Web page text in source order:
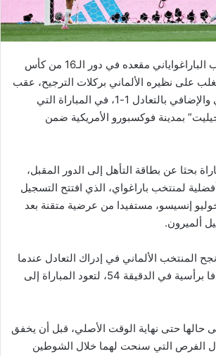
– حجز المنتخب الباراغواياني مقعده في دور الـ16 من كأس
بعدما تغلب على نظيره الألماني بركلات الترجيح، عقب
انتهاء الوقتين الأصلي والإضافي بالتعادل 1-1، في المباراة التي
بمدينة فوكسبورو الأمريكية ضمن
بحثا عن بطاقة التأهل إلى الدور المقبل،
لمنتخب باراغواي، الذي افتتح التسجيل
41 عبر خوليو إنسيسو، مستفيدا من عرضية متقنة بعد
ألميرون.
المنتخب الألماني في إدراك التعادل عندما
سجل كاي هافرتز هدفا برأسية في الدقيقة 54، لتعود المباراة إلى
حالها حتى نهاية الوقت الأصلي، قبل أن يخفق
الفرص التي سنحت لهما خلال الشوطين